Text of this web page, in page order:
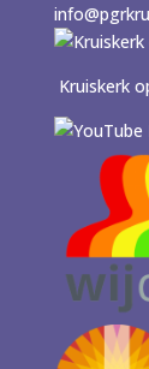
Kruiskerk